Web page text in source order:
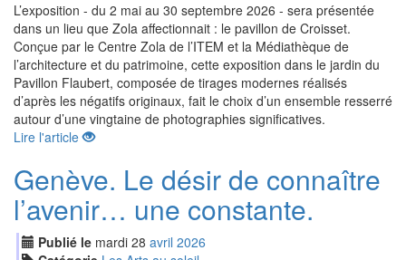
L’exposition - du 2 mai au 30 septembre 2026 - sera présentée
dans un lieu que Zola affectionnait : le pavillon de Croisset.
Conçue par le Centre Zola de l’ITEM et la Médiathèque de
l’architecture et du patrimoine, cette exposition dans le jardin du
Pavillon Flaubert, composée de tirages modernes réalisés
d’après les négatifs originaux, fait le choix d’un ensemble resserré
autour d’une vingtaine de photographies significatives.
Lire l'article
Genève. Le désir de connaître
l’avenir… une constante.
Publié le mardi 28 avril 2026